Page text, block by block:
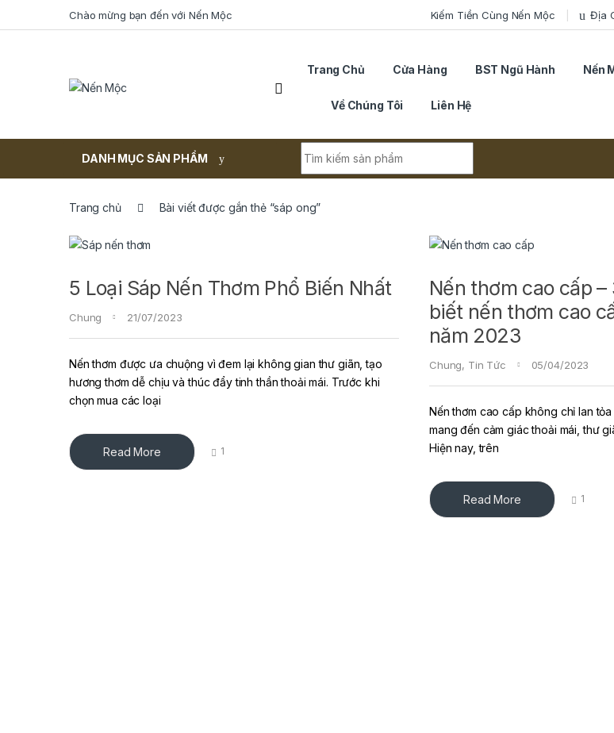
Skip to navigationChào mừng bạn đến với Nến Mộc Kiếm Tiền Cùng Nến Mộc Địa
Trang Chủ Cửa Hàng BST Ngũ Hành Nến
Về Chúng Tôi Liên Hệ
DANH MỤC SẢN PHẨM
Trang chủ Bài viết được gắn thẻ “sáp ong”
5 Loại Sáp Nến Thơm Phổ Biến Nhất
Chung 21/07/2023
Nến thơm được ưa chuộng vì đem lại không gian thư giãn, tạo
hương thơm dễ chịu và thúc đẩy tinh thần thoải mái. Trước khi
chọn mua các loại
Read More 1
Nến thơm cao cấp
biết nến thơm cao
năm 2023
Chung, Tin Tức 05/04/2023
Nến thơm cao cấp không chỉ lan
mang đến cảm giác thoải mái, thư
Hiện nay, trên
Read More 1